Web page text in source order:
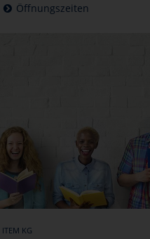
Öffnungszeiten
ITEM KG